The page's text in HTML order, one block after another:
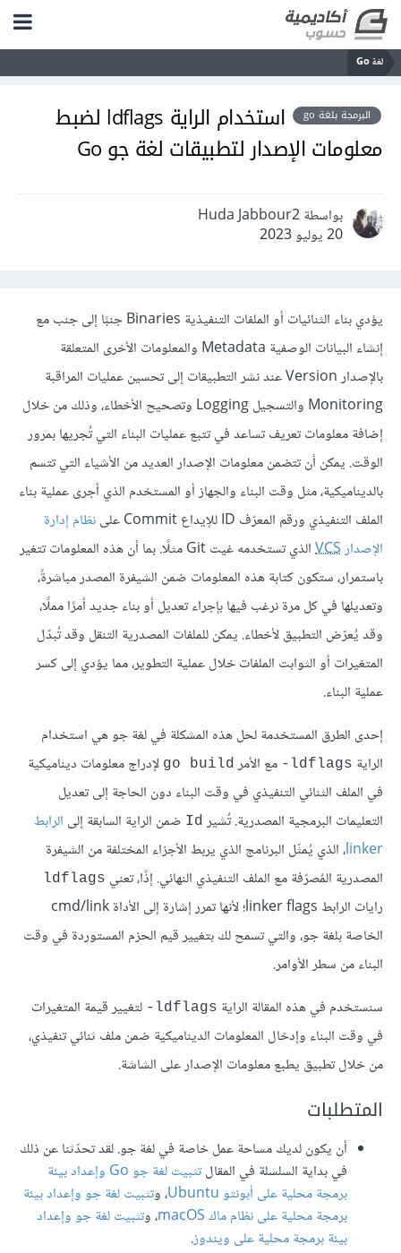
لغة Go
البرمجة بلغة go
استخدام الراية ldflags لضبط
معلومات الإصدار لتطبيقات لغة جو Go
بواسطة Huda Jabbour2
20 يوليو 2023
يؤدي بناء الثنائيات أو الملفات التنفيذية Binaries جنبًا إلى جنب مع
إنشاء البيانات الوصفية Metadata والمعلومات الأخرى المتعلقة
بالإصدار Version عند نشر التطبيقات إلى تحسين عمليات المراقبة
Monitoring والتسجيل Logging وتصحيح الأخطاء، وذلك من خلال
إضافة معلومات تعريف تساعد في تتبع عمليات البناء التي تُجريها بمرور
الوقت. يمكن أن تتضمن معلومات الإصدار العديد من الأشياء التي تتسم
بالديناميكية، مثل وقت البناء والجهاز أو المستخدم الذي أجرى عملية بناء
الملف التنفيذي ورقم المعرّف ID للإيداع Commit على
نظام إدارة
الإصدارVCS
الذي تستخدمه غيت Git مثلًا. بما أن هذه المعلومات تتغير
باستمرار، ستكون كتابة هذه المعلومات ضمن الشيفرة المصدر مباشرةً،
وتعديلها في كل مرة نرغب فيها بإجراء تعديل أو بناء جديد أمرًا مملًا،
وقد يُعرّض التطبيق لأخطاء. يمكن للملفات المصدرية التنقل وقد تُبدّل
المتغيرات أو الثوابت الملفات خلال عملية التطوير، مما يؤدي إلى كسر
عملية البناء.
إحدى الطرق المستخدمة لحل هذه المشكلة في لغة جو هي استخدام
الراية ldflags- مع الأمر go build لإدراج معلومات ديناميكية
في الملف الثنائي التنفيذي في وقت البناء دون الحاجة إلى تعديل
التعليمات البرمجية المصدرية. تُشير Id ضمن الراية السابقة إلى الرابط
linker، الذي يُمثّل البرنامج الذي يربط الأجزاء المختلفة من الشيفرة
المصدرية المُصرّفة مع الملف التنفيذي النهائي. إذًا، تعني ldflags
رايات الرابط linker flags؛ لأنها تمرر إشارة إلى الأداة cmd/link
الخاصة بلغة جو، والتي تسمح لك بتغيير قيم الحزم المستوردة في وقت
البناء من سطر الأوامر.
سنستخدم في هذه المقالة الراية ldflags-
لتغيير قيمة المتغيرات
في وقت البناء وإدخال المعلومات الديناميكية ضمن ملف ثنائي تنفيذي،
من خلال تطبيق يطبع معلومات الإصدار على الشاشة.
المتطلبات
أن يكون لديك مساحة عمل خاصة في لغة جو. لقد تحدّثنا عن ذلك
في بداية السلسلة في المقال
تثبيت لغة جو Go وإعداد بيئة
برمجة محلية على أبونتو Ubuntu
، وتثبيت لغة جو وإعداد بيئة
برمجة محلية على نظام ماك macOS
، وتثبيت لغة جو وإعداد
بيئة برمجة محلية على ويندوز.